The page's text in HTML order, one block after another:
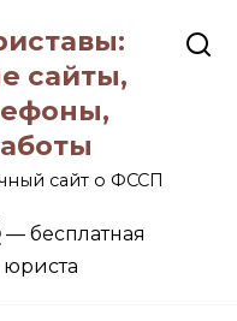
сайты,
сайт о ФССП
— бесплатная
юриста